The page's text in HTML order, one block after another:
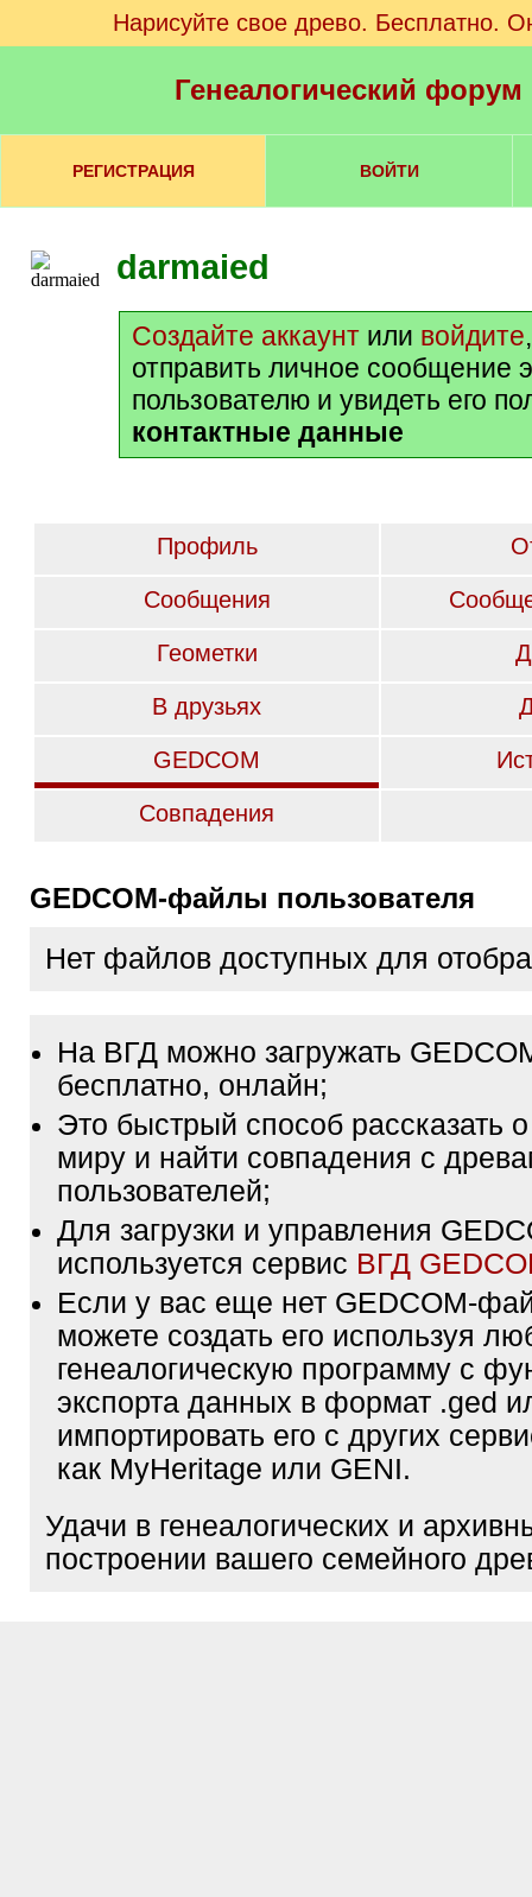
Нарисуйте свое древо. Бесплатно.
Генеалогический
РЕГИСТРАЦИЯ ВОЙТИ
darmaied
Создайте аккаунт или войдите
отправить личное сообщение
пользователю и увидеть его
контактные данные
Профиль
Сообщения
Геометки
В друзьях
GEDCOM
Совпадения
GEDCOM-файлы пользователя
Нет файлов доступных для
На ВГД можно загружать
бесплатно, онлайн;
Это быстрый способ рассказать
миру и найти совпадения с
пользователей;
Для загрузки и управления
используется сервис ВГД
Если у вас еще нет GEDCOM-
можете создать его используя
генеалогическую программу с
экспорта данных в формат .ged
импортировать его с других
как MyHeritage или GENI.
Удачи в генеалогических и
построении вашего семейного